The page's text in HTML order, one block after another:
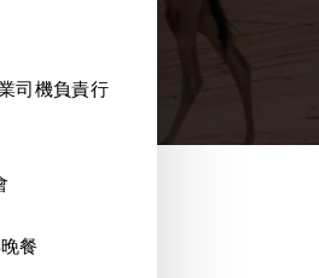
司機負責行
餐